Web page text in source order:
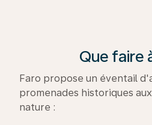
Que faire
Faro propose un éventail
promenades historiques
nature :